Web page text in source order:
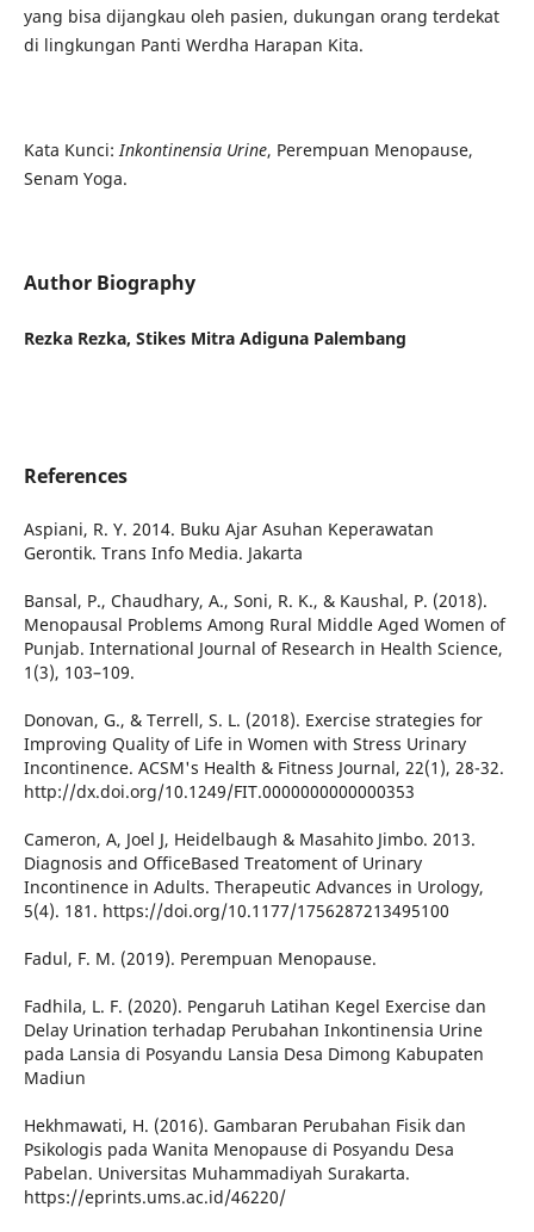
yang bisa dijangkau oleh pasien, dukungan orang terdekat
di lingkungan Panti Werdha Harapan Kita.
Kata Kunci:Inkontinensia Urine, Perempuan Menopause,
Senam Yoga.
Author Biography
Rezka Rezka, Stikes Mitra Adiguna Palembang
References
Aspiani, R. Y. 2014. Buku Ajar Asuhan Keperawatan
Gerontik. Trans Info Media. Jakarta
Bansal, P., Chaudhary, A., Soni, R. K., & Kaushal, P. (2018).
Menopausal Problems Among Rural Middle Aged Women of
Punjab. International Journal of Research in Health Science,
1(3), 103–109.
Donovan, G., & Terrell, S. L. (2018). Exercise strategies for
Improving Quality of Life in Women with Stress Urinary
Incontinence. ACSM's Health & Fitness Journal, 22(1), 28-32.
http://dx.doi.org/10.1249/FIT.0000000000000353
Cameron, A, Joel J, Heidelbaugh & Masahito Jimbo. 2013.
Diagnosis and OfficeBased Treatoment of Urinary
Incontinence in Adults. Therapeutic Advances in Urology,
5(4). 181. https://doi.org/10.1177/1756287213495100
Fadul, F. M. (2019). Perempuan Menopause.
Fadhila, L. F. (2020). Pengaruh Latihan Kegel Exercise dan
Delay Urination terhadap Perubahan Inkontinensia Urine
pada Lansia di Posyandu Lansia Desa Dimong Kabupaten
Madiun
Hekhmawati, H. (2016). Gambaran Perubahan Fisik dan
Psikologis pada Wanita Menopause di Posyandu Desa
Pabelan. Universitas Muhammadiyah Surakarta.
https://eprints.ums.ac.id/46220/